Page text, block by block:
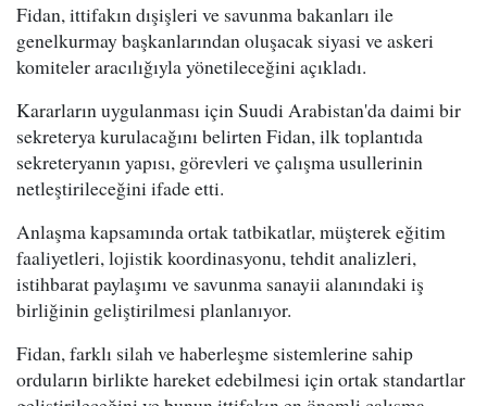
Fidan, ittifakın dışişleri ve savunma bakanları ile
genelkurmay başkanlarından oluşacak siyasi ve askeri
komiteler aracılığıyla yönetileceğini açıkladı.
Kararların uygulanması için Suudi Arabistan'da daimi bir
sekreterya kurulacağını belirten Fidan, ilk toplantıda
sekreteryanın yapısı, görevleri ve çalışma usullerinin
netleştirileceğini ifade etti.
Anlaşma kapsamında ortak tatbikatlar, müşterek eğitim
faaliyetleri, lojistik koordinasyonu, tehdit analizleri,
istihbarat paylaşımı ve savunma sanayii alanındaki iş
birliğinin geliştirilmesi planlanıyor.
Fidan, farklı silah ve haberleşme sistemlerine sahip
orduların birlikte hareket edebilmesi için ortak standartlar